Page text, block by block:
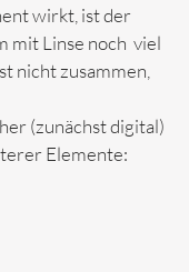
wirkt, ist der
mit Linse noch  viel
nicht zusammen,
(zunächst digital)
Elemente: